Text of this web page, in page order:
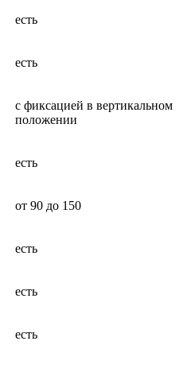
есть
есть
с фиксацией в вертикальном
положении
есть
от 90 до 150
есть
есть
есть